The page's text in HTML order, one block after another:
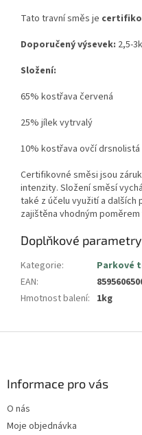
Tato travní směs je
Doporučený výsevek: 2,5-
Složení:
65% kostřava červená
25% jílek vytrvalý
10% kostřava ovčí drsnolistá
Certifikovné směsi jsou
intenzity. Složení směsí
také z účelu využití a dalších
zajištěna vhodným
Doplňkové parametry
Kategorie:
Parkové
EAN:
Hmotnost balení: 1kg
Informace pro vás
O nás
Moje objednávka